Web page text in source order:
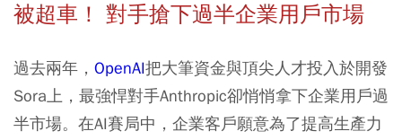
被超車！ 對手搶下過半企業用戶市場
過去兩年， OpenAI把大筆資金與頂尖人才投入於開發
Sora上，最強悍對手Anthropic卻悄悄拿下企業用戶過
半市場。在AI賽局中，企業客戶願意為了提高生產力